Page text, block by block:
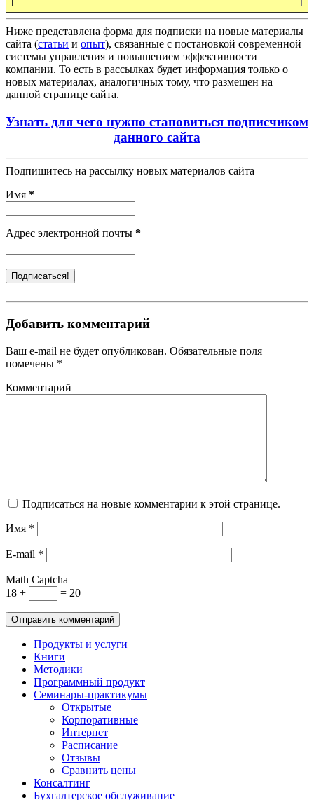
Ниже представлена форма для подписки на новые материалы
сайта (статьи и опыт), связанные с постановкой современной
системы управления и повышением эффективности
компании. То есть в рассылках будет информация только о
новых материалах, аналогичных тому, что размещен на
данной странице сайта.
Узнать для чего нужно становиться подписчиком
данного сайта
Подпишитесь на рассылку новых материалов сайта
Имя *
Адрес электронной почты *
Добавить комментарий
Ваш e-mail не будет опубликован. Обязательные поля
помечены *
Комментарий
Подписаться на новые комментарии к этой странице.
Имя *
E-mail *
Math Captcha
18 +
= 20
Продукты и услуги
Книги
Методики
Программный продукт
Семинары-практикумы
Открытые
Корпоративные
Интернет
Расписание
Отзывы
Сравнить цены
Консалтинг
Бухгалтерское обслуживание